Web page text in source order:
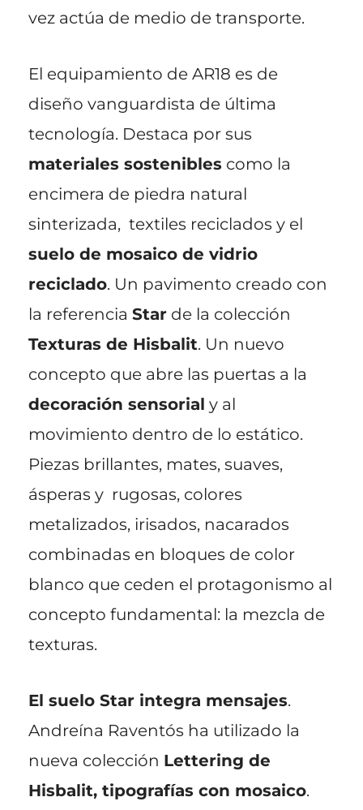
vez actúa de medio de transporte.
El equipamiento de AR18 es de
diseño vanguardista de última
tecnología. Destaca por sus
materiales sostenibles como la
encimera de piedra natural
sinterizada, textiles reciclados y el
suelo de mosaico de vidrio
reciclado. Un pavimento creado con
la referencia Starde la colección
Texturas de Hisbalit. Un nuevo
concepto que abre las puertas a la
decoración sensorial y al
movimiento dentro de lo estático.
Piezas brillantes, mates, suaves,
ásperas y rugosas, colores
metalizados, irisados, nacarados
combinadas en bloques de color
blanco que ceden el protagonismo al
concepto fundamental: la mezcla de
texturas.
El suelo Star integra mensajes.
Andreína Raventós ha utilizado la
nueva colección Lettering de
Hisbalit, tipografías con mosaico.